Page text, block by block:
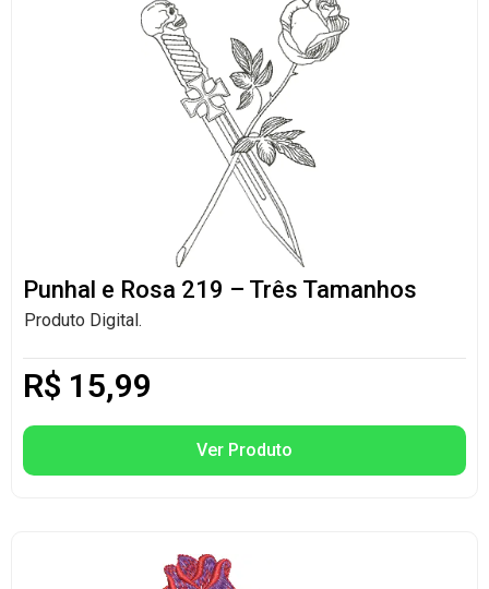
Punhal e Rosa 219 – Três Tamanhos
Produto Digital.
R$ 15,99
Ver Produto